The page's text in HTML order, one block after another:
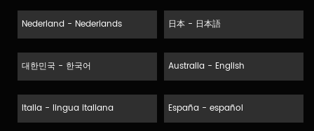
Nederland - Nederlands 日本 - 日本語
대한민국 - 한국어 Australia - English
Italia - lingua italiana España - español